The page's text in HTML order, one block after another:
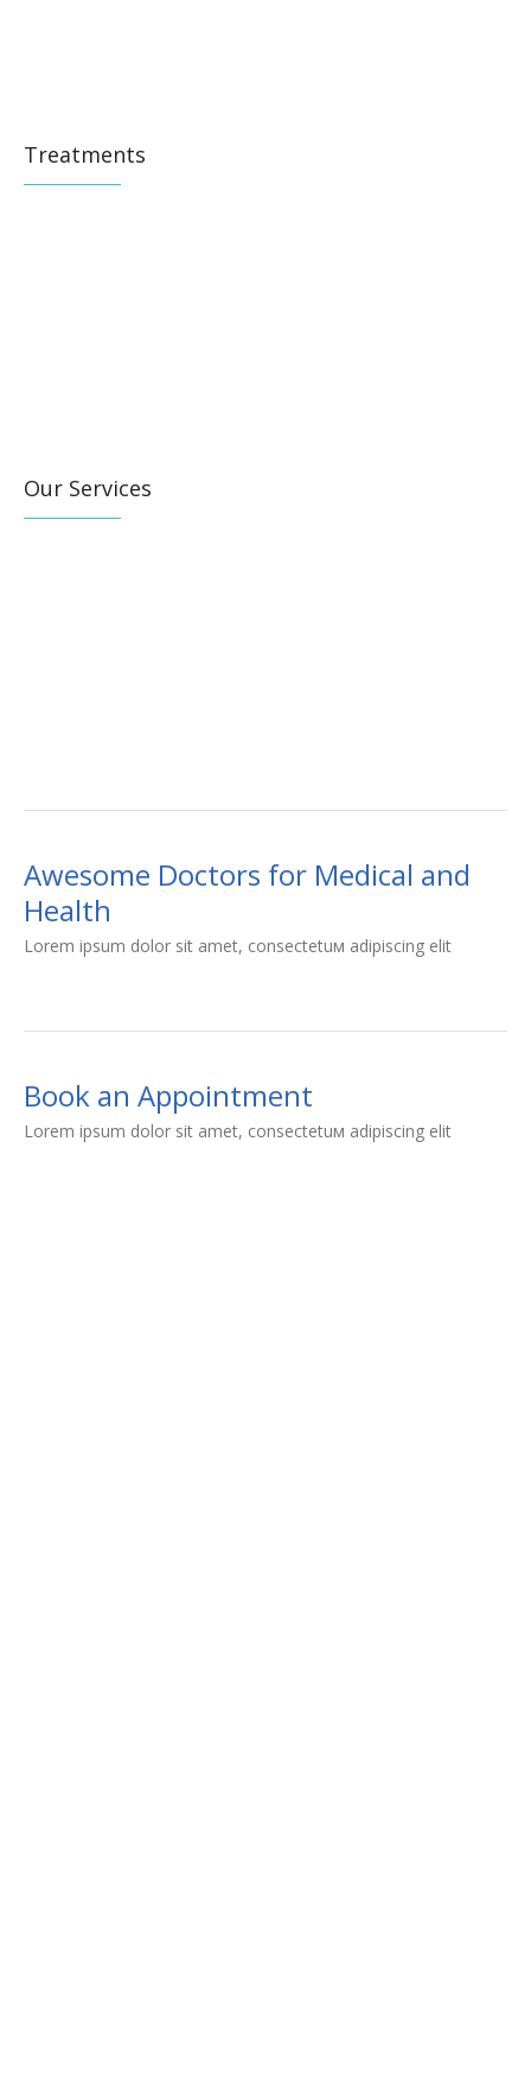
Treatments
Our Services
Awesome Doctors for Medical and
Health
Lorem ipsum dolor sit amet, consectetuм adipiscing elit
Book an Appointment
Lorem ipsum dolor sit amet, consectetuм adipiscing elit